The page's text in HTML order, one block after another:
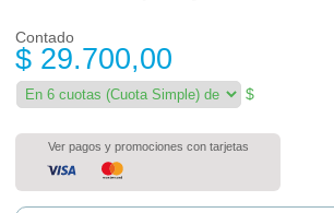
Contado
$ 29.700,00
$
Ver pagos y promociones con tarjetas